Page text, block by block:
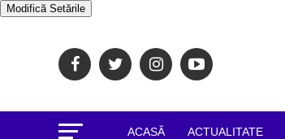
Modifică Setările
ACASĂ ACTUALITATE